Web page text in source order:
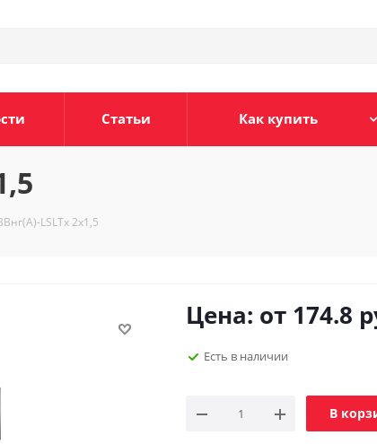
Статьи Как купить
LSLTx 2х1,5
Цена: от 174.8
Есть в наличии
В